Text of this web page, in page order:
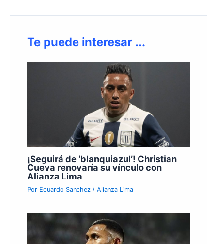
Te puede interesar ...
¡Seguirá de ‘blanquiazul’! Christian
Cueva renovaría su vínculo con
Alianza Lima
Por Eduardo Sanchez /Alianza Lima